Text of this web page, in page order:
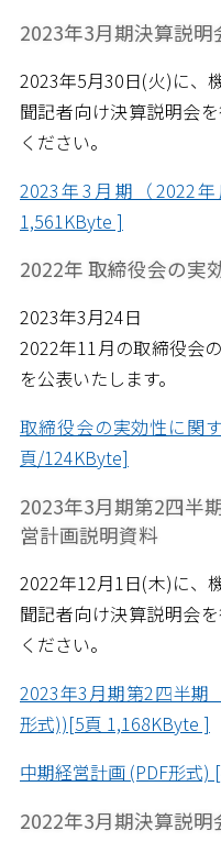
2023年3月期決算説明
2023年5月30日(火)に、
聞記者向け決算説明会
ください。
2023年3月期（2022
1,561KByte ]
2022年 取締役会の実
2023年3月24日
2022年11月の取締役会
を公表いたします。
取締役会の実効性に関
頁/124KByte]
2023年3月期第2四半
営計画説明資料
2022年12月1日(木)に、
聞記者向け決算説明会
ください。
2023年3月期第2四半期
形式))[5頁 1,168KByte ]
中期経営計画 (PDF形式
2022年3月期決算説明